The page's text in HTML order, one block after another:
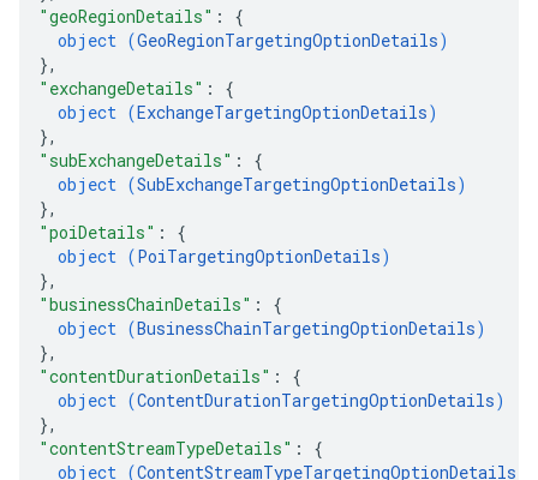
"geoRegionDetails" : {
object (GeoRegionTargetingOptionDetails)
},
"exchangeDetails" : {
object (ExchangeTargetingOptionDetails)
},
"subExchangeDetails" : {
object (SubExchangeTargetingOptionDetails)
},
"poiDetails" : {
object (PoiTargetingOptionDetails)
},
"businessChainDetails" : {
object (BusinessChainTargetingOptionDetails)
},
"contentDurationDetails" : {
object (ContentDurationTargetingOptionDetails)
},
"contentStreamTypeDetails" : {
object (ContentStreamTypeTargetingOptionDetails